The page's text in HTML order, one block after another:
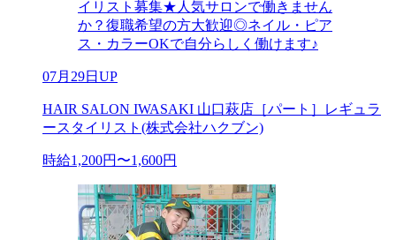
イリスト募集★人気サロンで働きません
か？復職希望の方大歓迎◎ネイル・ピア
ス・カラーOKで自分らしく働けます♪
07月29日UP
HAIR SALON IWASAKI 山口萩店［パート］レギュラ
ースタイリスト(株式会社ハクブン)
時給1,200円〜1,600円